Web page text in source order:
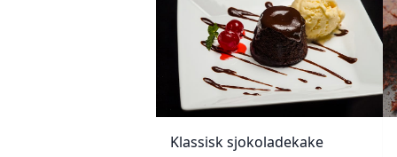
Klassisk sjokoladekake